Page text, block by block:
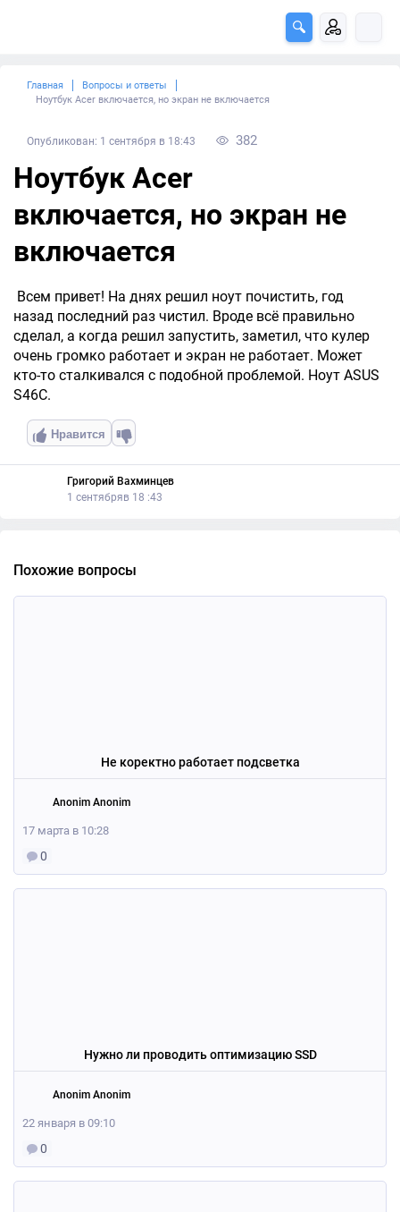
Главная
Вопросы и ответы
Ноутбук Acer включается, но экран не включается
Опубликован: 1 сентября в 18:43 382
Ноутбук Acer
включается, но экран не
включается
Всем привет! На днях решил ноут почистить, год
назад последний раз чистил. Вроде всё правильно
сделал, а когда решил запустить, заметил, что кулер
очень громко работает и экран не работает. Может
кто-то сталкивался с подобной проблемой. Ноут ASUS
S46C.
Нравится
Григорий Вахминцев
1 сентябряв 18 :43
Похожие вопросы
Не коректно работает подсветка
Anonim Anonim
17 марта в 10:28
0
Нужно ли проводить оптимизацию SSD
Anonim Anonim
22 января в 09:10
0